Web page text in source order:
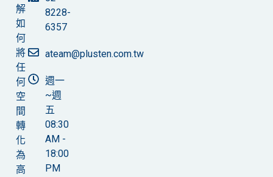
解
如
何
將
任
何
空
間
轉
化
為
高
8228-
6357
ateam@plusten.com.tw
週一
~週
五
08:30
AM -
18:00
PM